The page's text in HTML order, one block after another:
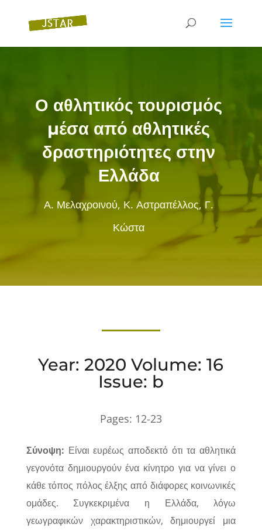
Ο αθλητικός τουρισμός
µέσα από αθλητικές
δραστηριότητες στην
Ελλάδα
Α. Μελαχροινού, Κ. Αστραπέλλος, Γ.
Κώστα
Year: 2020 Volume: 16
Issue: b
Pages: 12-23
Σύνοψη: Είναι ευρέως αποδεκτό ότι τα αθλητικά
γεγονότα δημιουργούν ένα κίνητρο για να γίνει ο
κάθε τόπος πόλος έλξης από διάφορες κοινωνικές
ομάδες. Συγκεκριμένα η Ελλάδα, λόγω
γεωγραφικών χαρακτηριστικών, δημιουργεί μια